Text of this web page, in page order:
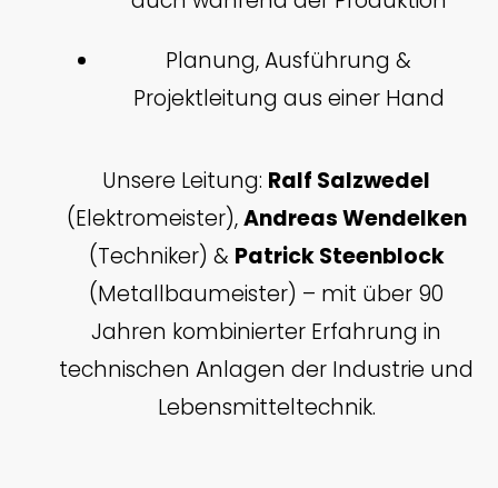
Planung, Ausführung &
Projektleitung aus einer Hand
Unsere Leitung: Ralf Salzwedel
(Elektromeister),Andreas Wendelken
(Techniker) & Patrick Steenblock
(Metallbaumeister) – mit über 90
Jahren kombinierter Erfahrung in
technischen Anlagen der Industrie und
Lebensmitteltechnik.